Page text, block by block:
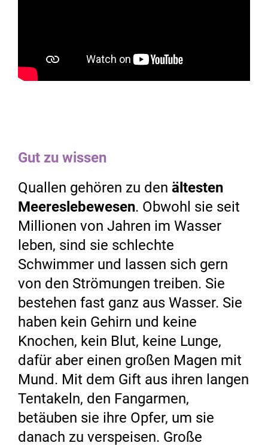
Gut zu wissen
Quallen gehören zu den ältesten
Meereslebewesen. Obwohl sie seit
Millionen von Jahren im Wasser
leben, sind sie schlechte
Schwimmer und lassen sich gern
von den Strömungen treiben. Sie
bestehen fast ganz aus Wasser. Sie
haben kein Gehirn und keine
Knochen, kein Blut, keine Lunge,
dafür aber einen großen Magen mit
Mund. Mit dem Gift aus ihren langen
Tentakeln, den Fangarmen,
betäuben sie ihre Opfer, um sie
danach zu verspeisen. Große